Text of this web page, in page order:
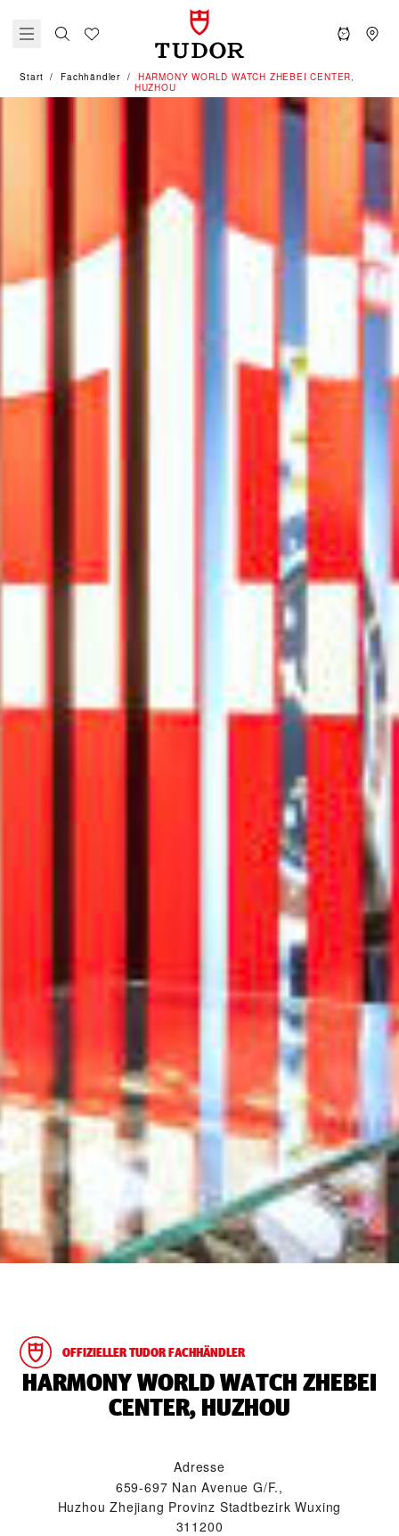
Start Fachhändler
‭HARMONY WORLD WATCH ZHEBEI CENTER,
HUZHOU‬
OFFIZIELLER TUDOR FACHHÄNDLER
‭HARMONY WORLD WATCH ZHEBEI
CENTER, HUZHOU‬
Adresse
659-697 Nan Avenue G/F.,
Huzhou Zhejiang Provinz Stadtbezirk Wuxing
311200